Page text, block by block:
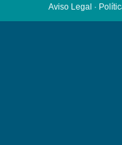
Aviso Legal ·